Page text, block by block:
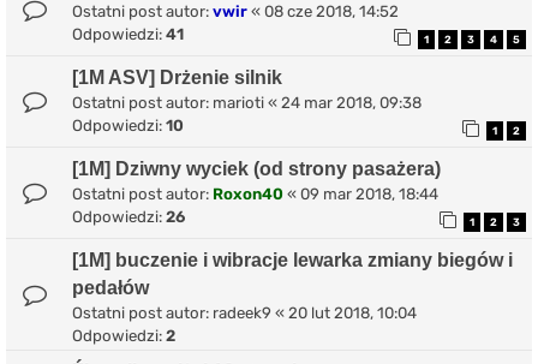
Ostatni post autor: vwir « 08 cze 2018, 14:52
Odpowiedzi: 41 1 2 3 4 5
[1M ASV] Drżenie silnik
Ostatni post autor: marioti « 24 mar 2018, 09:38
Odpowiedzi: 10 1 2
[1M] Dziwny wyciek (od strony pasażera)
Ostatni post autor: Roxon40 « 09 mar 2018, 18:44
Odpowiedzi: 26 1 2 3
[1M] buczenie i wibracje lewarka zmiany biegów i
pedałów
Ostatni post autor: radeek9 « 20 lut 2018, 10:04
Odpowiedzi: 2